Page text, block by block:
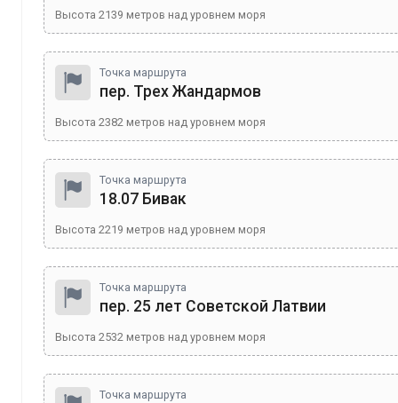
Высота 2139 метров над уровнем моря
Точка маршрута
пер. Трех Жандармов
Высота 2382 метров над уровнем моря
Точка маршрута
18.07 Бивак
Высота 2219 метров над уровнем моря
Точка маршрута
пер. 25 лет Советской Латвии
Высота 2532 метров над уровнем моря
Точка маршрута